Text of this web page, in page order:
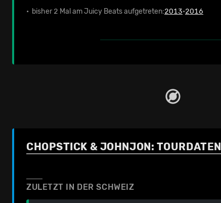
• bisher 2 Mal am Juicy Beats aufgetreten:2013•2016
CHOPSTICK & JOHNJON: TOURDATEN
ZULETZT IN DER SCHWEIZ